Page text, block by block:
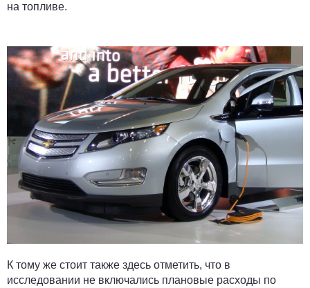
на топливе.
К тому же стоит также здесь отметить, что в
исследовании не включались плановые расходы по